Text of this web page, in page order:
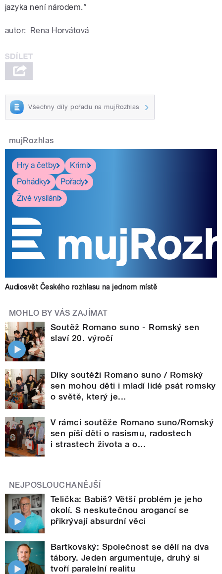
jazyka není národem.”
autor: Rena Horvátová
Všechny díly pořadu na mujRozhlas
mujRozhlas
Hry a četby
Krimi
Pohádky
Pořady
Živé vysílání
Audiosvět Českého rozhlasu na jednom místě
MOHLO BY VÁS ZAJÍMAT
Soutěž Romano suno - Romský sen
slaví 20. výročí
Díky soutěži Romano suno / Romský
sen mohou děti i mladí lidé psát romsky
o světě, který je...
V rámci soutěže Romano suno/Romský
sen píší děti o rasismu, radostech
i strastech života a o...
NEJPOSLOUCHANĚJŠÍ
Telička: Babiš? Větší problém je jeho
okolí. S neskutečnou arogancí se
přikrývají absurdní věci
Bartkovský: Společnost se dělí na dva
tábory. Jeden argumentuje, druhý si
tvoří paralelní realitu